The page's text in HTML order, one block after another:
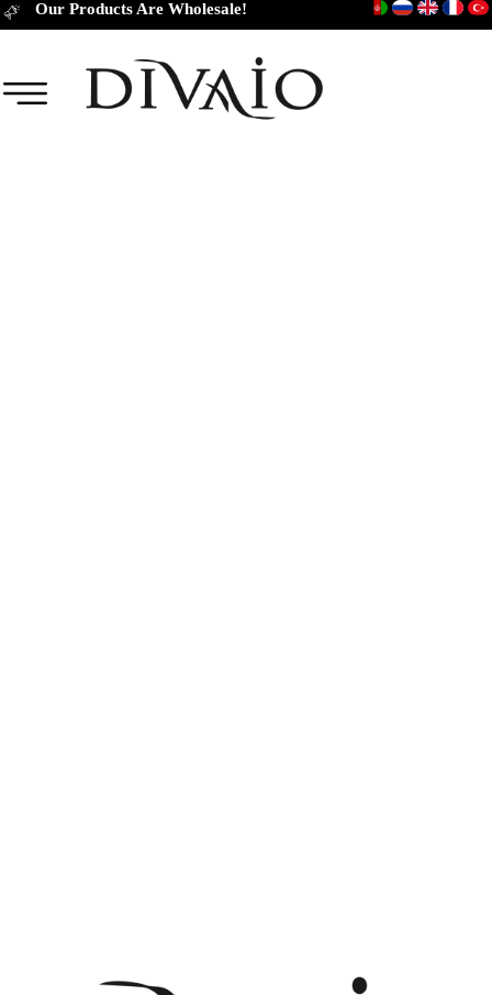
Our Products Are Wholesale!